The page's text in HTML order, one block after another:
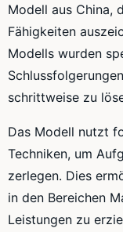
Modell aus China,
Fähigkeiten
Modells wurden
schrittweise zu
Das Modell nutzt
Techniken, um
zerlegen. Dies
in den Bereichen
Leistungen zu